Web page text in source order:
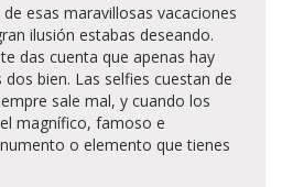
esas maravillosas vacaciones
ilusión estabas deseando.
das cuenta que apenas hay
bien. Las selfies cuestan de
sale mal, y cuando los
magnífico, famoso e
o elemento que tienes